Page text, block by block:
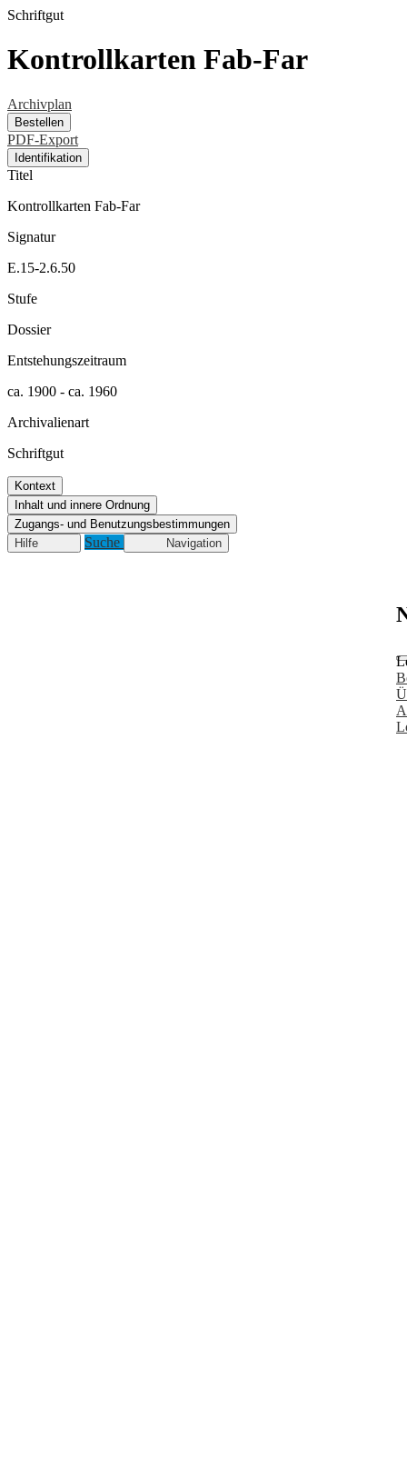
Schriftgut
Kontrollkarten Fab-Far
Archivplan
Bestellen
PDF-Export
Identifikation
Titel
Kontrollkarten Fab-Far
Signatur
E.15-2.6.50
Stufe
Dossier
Entstehungszeitraum
ca. 1900 - ca. 1960
Archivalienart
Schriftgut
Kontext
Inhalt und innere Ordnung
Zugangs- und Benutzungsbestimmungen
Hilfe
Suche Navigation